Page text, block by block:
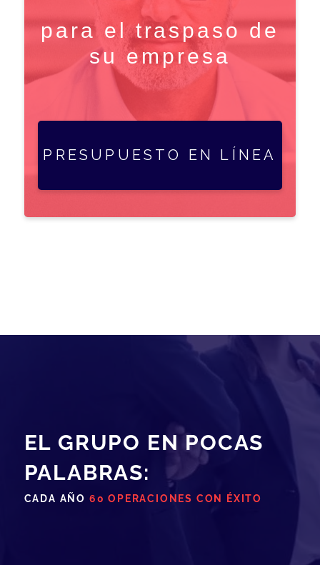
para el traspaso de
su empresa
PRESUPUESTO EN LÍNEA
EL GRUPO EN POCAS
PALABRAS:
CADA AÑO 60 OPERACIONES CON ÉXITO